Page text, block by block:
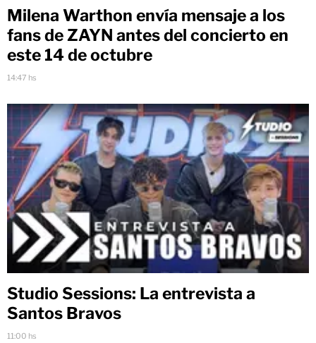
Milena Warthon envía mensaje a los
fans de ZAYN antes del concierto en
este 14 de octubre
14:47 hs
Studio Sessions: La entrevista a
Santos Bravos
11:00 hs